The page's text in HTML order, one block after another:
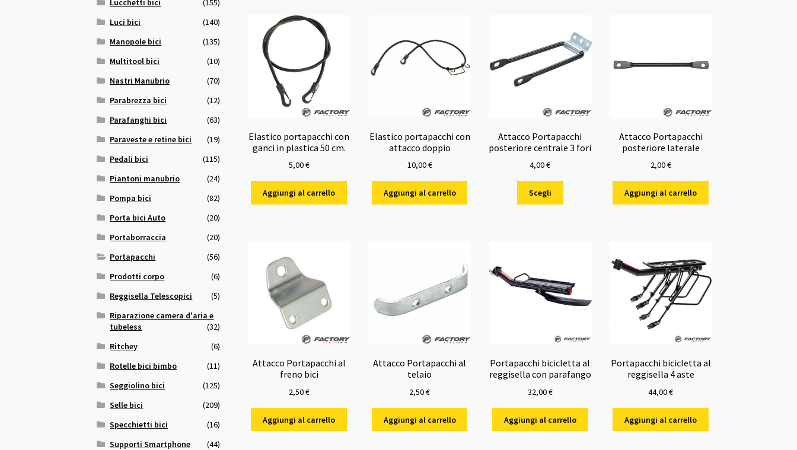
Elastico portapacchi con
ganci in plastica 50 cm.
5,00€
Aggiungi al carrello
Elastico portapacchi con
attacco doppio
10,00€
Aggiungi al carrello
Attacco Portapacchi
posteriore centrale 3 fori
4,00€
Scegli
essere
scelte
del
Attacco Portapacchi
posteriore laterale
2,00€
Aggiungi al carrello
Attacco Portapacchi al
freno bici
2,50€
Aggiungi al carrello
Attacco Portapacchi al
telaio
2,50€
Aggiungi al carrello
Portapacchi bicicletta al
reggisella con parafango
32,00€
Aggiungi al carrello
Portapacchi bicicletta al
reggisella 4 aste
44,00€
Aggiungi al carrello
Lucchetti bici
(155)
Luci bici
(140)
Manopole bici
(135)
Multitool bici
(10)
Nastri Manubrio
(70)
Parabrezza bici
(12)
Parafanghi bici
(63)
Paraveste e retine bici
(19)
Pedali bici
(115)
Piantoni manubrio
(24)
Pompa bici
(82)
Porta bici Auto
(20)
Portaborraccia
(20)
Portapacchi
(56)
Prodotti corpo
(6)
Reggisella Telescopici
(5)
Riparazione camera d'aria e
tubeless
(32)
Ritchey
(6)
Rotelle bici bimbo
(11)
Seggiolino bici
(125)
Selle bici
(209)
Specchietti bici
(16)
Supporti Smartphone
(44)